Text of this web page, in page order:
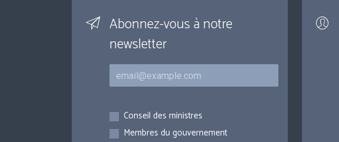
Abonnez-vous à notre
newsletter
Courriel
Inscriptions
Conseil des ministres
Membres du gouvernement